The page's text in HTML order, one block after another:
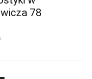
78